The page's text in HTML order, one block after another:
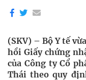
(SKV) – Bộ Y tế
hồi Giấy chứng
của Công ty Cổ
Thái theo quy